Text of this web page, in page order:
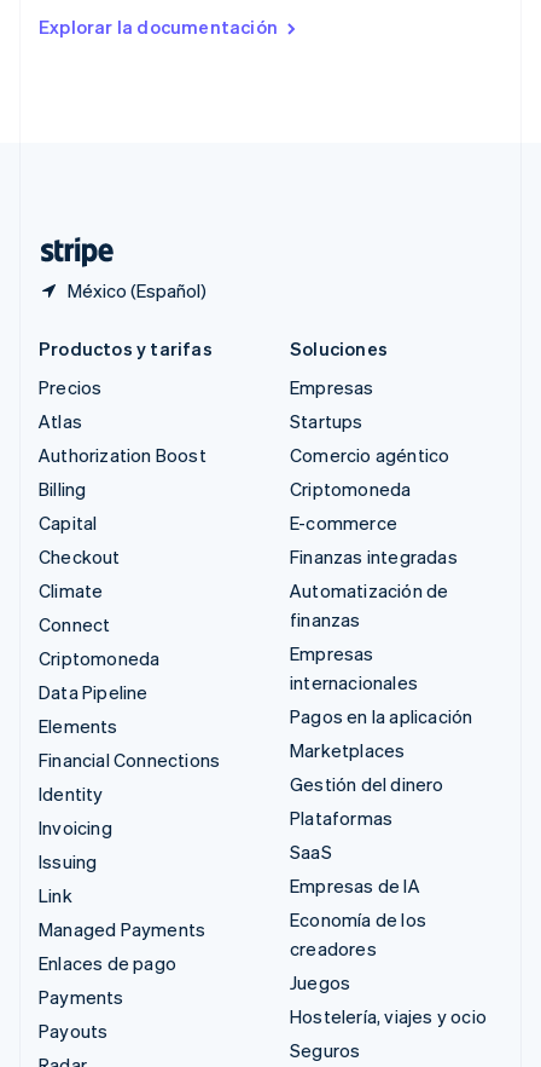
Explorar la documentación
México (Español)
English
Productos y tarifas
Precios
Atlas
Authorization Boost
Billing
Capital
Checkout
Climate
Connect
Criptomoneda
Data Pipeline
Elements
Financial Connections
Identity
Invoicing
Issuing
Link
Managed Payments
Enlaces de pago
Payments
Payouts
Soluciones
Empresas
Startups
Comercio agéntico
Criptomoneda
E-commerce
Finanzas integradas
Automatización de
finanzas
Empresas
internacionales
Pagos en la aplicación
Marketplaces
Gestión del dinero
Plataformas
SaaS
Empresas de IA
Economía de los
creadores
Juegos
Hostelería, viajes y ocio
Seguros